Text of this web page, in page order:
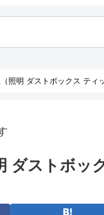
照明 ダストボックス ティ
ダストボッ